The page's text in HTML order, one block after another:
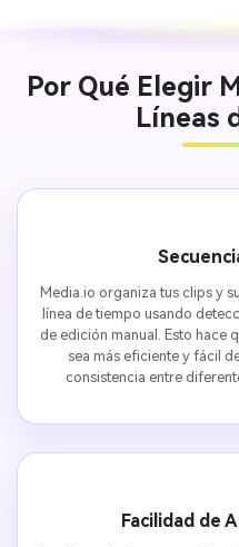
Por Qué Elegir
Líneas
Media.io organiza tus clips y
línea de tiempo usando
de edición manual. Esto hace
sea más eficiente y fácil
consistencia entre
Facilidad de